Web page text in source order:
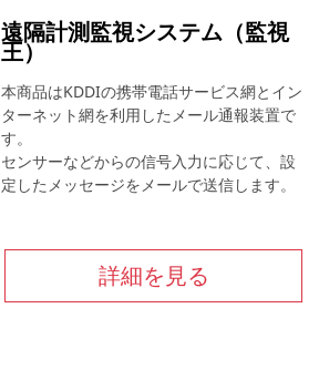
遠隔計測監視システム（監視
王）
本商品はKDDIの携帯電話サービス網とイン
ターネット網を利用したメール通報装置で
す。
センサーなどからの信号入力に応じて、設
定したメッセージをメールで送信します。
詳細を見る